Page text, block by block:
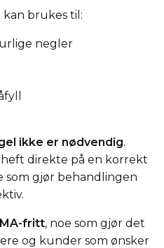
kan brukes til:
negler
ikke er nødvendig.
direkte på en korrekt
gjør behandlingen
fritt, noe som gjør det
og kunder som ønsker